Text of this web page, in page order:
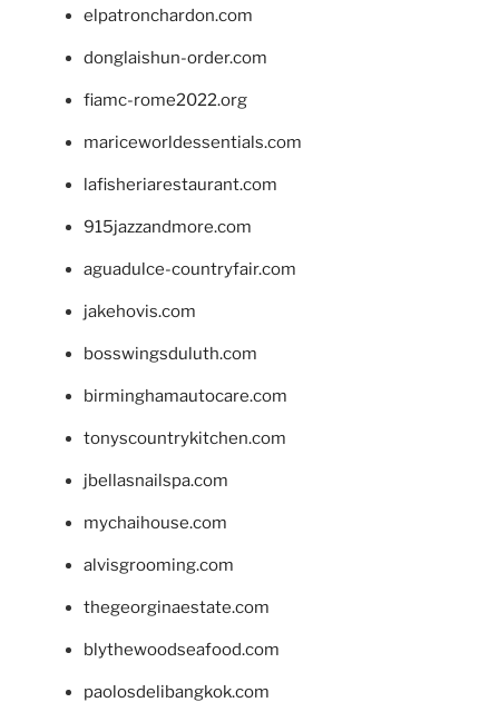
elpatronchardon.com
donglaishun-order.com
fiamc-rome2022.org
mariceworldessentials.com
lafisheriarestaurant.com
915jazzandmore.com
aguadulce-countryfair.com
jakehovis.com
bosswingsduluth.com
birminghamautocare.com
tonyscountrykitchen.com
jbellasnailspa.com
mychaihouse.com
alvisgrooming.com
thegeorginaestate.com
blythewoodseafood.com
paolosdelibangkok.com